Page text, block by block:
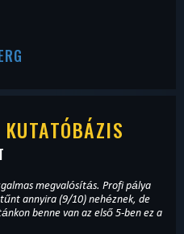
megvalósítás. Profi pálya
annyira (9/10) nehéznek, de
benne van az első 5-ben ez a